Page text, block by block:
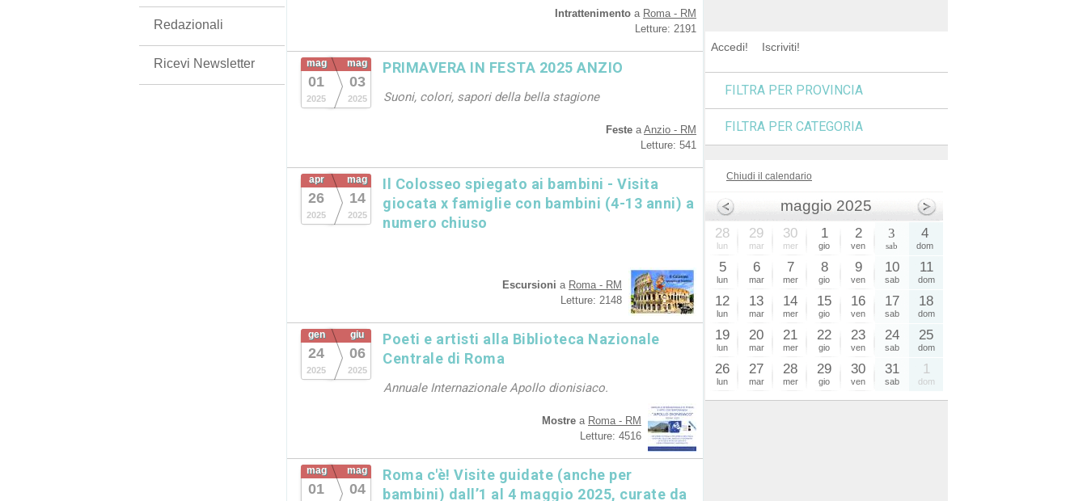
Intrattenimento a Roma - RM
Letture: 2191
mag
01
2025
mag
03
2025
PRIMAVERA IN FESTA 2025 ANZIO
Suoni, colori, sapori della bella stagione
Feste aAnzio - RM
Letture: 541
apr
26
2025
mag
14
2025
Il Colosseo spiegato ai bambini - Visita
giocata x famiglie con bambini (4-13 anni) a
numero chiuso
Escursioni a Roma - RM
Letture: 2148
gen
24
2025
giu
06
2025
Poeti e artisti alla Biblioteca Nazionale
Centrale di Roma
Annuale Internazionale Apollo dionisiaco.
Mostre a Roma - RM
Letture: 4516
mag
01
mag
04
Roma c'è! Visite guidate (anche per
bambini) dall’1 al 4 maggio 2025, curate da
Redazionali
Ricevi Newsletter
Accedi! Iscriviti!
FILTRA PER PROVINCIA
FILTRA PER CATEGORIA
Chiudi il calendario
maggio 2025
28
lun
29
mar
30
mer
1
gio
2
ven
3
sab
4
dom
5
lun
6
mar
7
mer
8
gio
9
ven
10
sab
11
dom
12
lun
13
mar
14
mer
15
gio
16
ven
17
sab
18
dom
19
lun
20
mar
21
mer
22
gio
23
ven
24
sab
25
dom
26
lun
27
mar
28
mer
29
gio
30
ven
31
sab
1
dom